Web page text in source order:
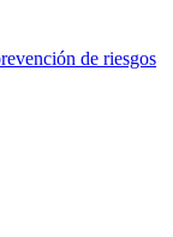
de riesgos